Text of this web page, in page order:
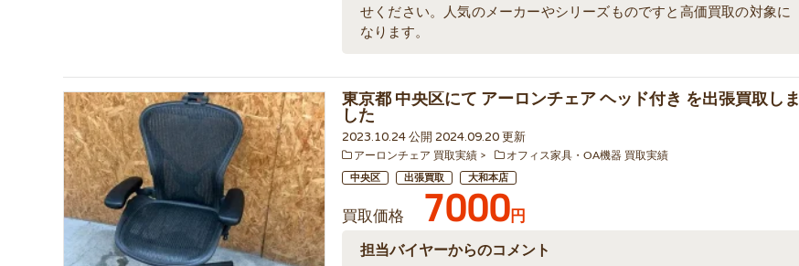
せください。人気のメーカーやシリーズものですと高価買取の対象に
なります。
東京都 中央区にて アーロンチェア ヘッド付き を出張買取しま
した
2023.10.24 公開 2024.09.20 更新
アーロンチェア 買取実績 オフィス家具・OA機器 買取実績
中央区 出張買取 大和本店
買取価格 7000円
担当バイヤーからのコメント